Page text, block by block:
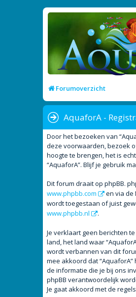
Forumoverzicht
AquaforA -
Door het bezoeken van
deze voorwaarden, bezoek
hoogte te brengen, het is
“AquaforA”. Blijf je gebruik
Dit forum draait op phpBB.
www.phpbb.com
en via de
wordt toegestaan of juist
www.phpbb.nl
.
Je verklaart geen berichten
land, het land waar
wordt verbannen van dit
mee akkoord dat
de informatie die je bij ons
phpBB verantwoordelijk
Je gaat akkoord met de